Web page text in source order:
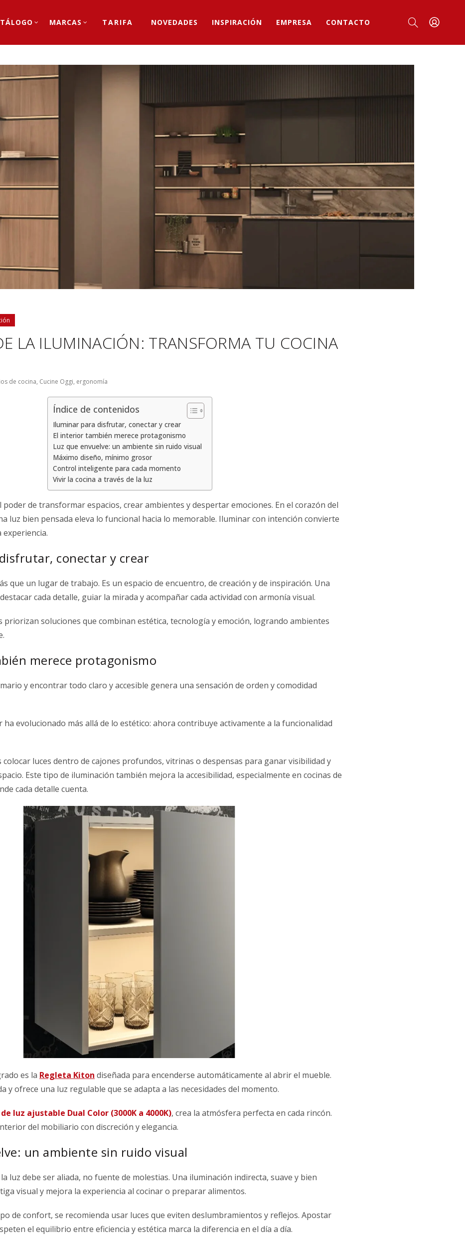
MARCAS TARIFA NOVEDADES INSPIRACIÓN EMPRESA CONTACTO
LA ILUMINACIÓN: TRANSFORMA TU COCINA
de cocina, Cucine Oggi, ergonomía
Índice de contenidos
Iluminar para disfrutar, conectar y crear
El interior también merece protagonismo
Luz que envuelve: un ambiente sin ruido visual
Máximo diseño, mínimo grosor
Control inteligente para cada momento
Vivir la cocina a través de la luz
de transformar espacios, crear ambientes y despertar emociones. En el corazón del
luz bien pensada eleva lo funcional hacia lo memorable. Iluminar con intención convierte
conectar y crear
que un lugar de trabajo. Es un espacio de encuentro, de creación y de inspiración. Una
cada detalle, guiar la mirada y acompañar cada actividad con armonía visual.
priorizan soluciones que combinan estética, tecnología y emoción, logrando ambientes
merece protagonismo
y encontrar todo claro y accesible genera una sensación de orden y comodidad
evolucionado más allá de lo estético: ahora contribuye activamente a la funcionalidad
colocar luces dentro de cajones profundos, vitrinas o despensas para ganar visibilidad y
Este tipo de iluminación también mejora la accesibilidad, especialmente en cocinas de
cada detalle cuenta.
es la Regleta Kiton diseñada para encenderse automáticamente al abrir el mueble.
y ofrece una luz regulable que se adapta a las necesidades del momento.
luz ajustable Dual Color (3000K a 4000K), crea la atmósfera perfecta en cada rincón.
del mobiliario con discreción y elegancia.
un ambiente sin ruido visual
luz debe ser aliada, no fuente de molestias. Una iluminación indirecta, suave y bien
visual y mejora la experiencia al cocinar o preparar alimentos.
de confort, se recomienda usar luces que eviten deslumbramientos y reflejos. Apostar
el equilibrio entre eficiencia y estética marca la diferencia en el día a día.